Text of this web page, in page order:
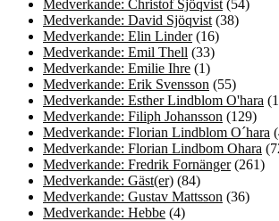
Medverkande: Christof Sjöqvist (54)
Medverkande: David Sjöqvist (38)
Medverkande: Elin Linder(16)
Medverkande: Emil Thell (33)
Medverkande: Emilie Ihre (1)
Medverkande: Erik Svensson (55)
Medverkande: Esther Lindblom O'hara
Medverkande: Filiph Johansson (129)
Medverkande: Florian Lindblom O´hara
Medverkande: Florian Lindbom Ohara
Medverkande: Fredrik Fornänger(261)
Medverkande: Gäst(er) (84)
Medverkande: Gustav Mattsson (36)
Medverkande: Hebbe (4)